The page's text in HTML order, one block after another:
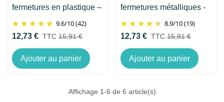
fermetures en plastique –
Clip&Zip
9.6/10(42)
12,73 € TTC 15,91 €
Ajouter au panier
fermetures métalliques -
Clip&Zip
8.9/10(19)
12,73 € TTC 15,91 €
Ajouter au panier
Affichage 1-6 de 6 article(s)